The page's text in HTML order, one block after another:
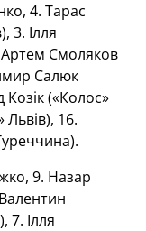
4. Тарас
3. Ілля
Артем Смоляков
Салюк
Козік («Колос»
Львів), 16.
9. Назар
7. Ілля